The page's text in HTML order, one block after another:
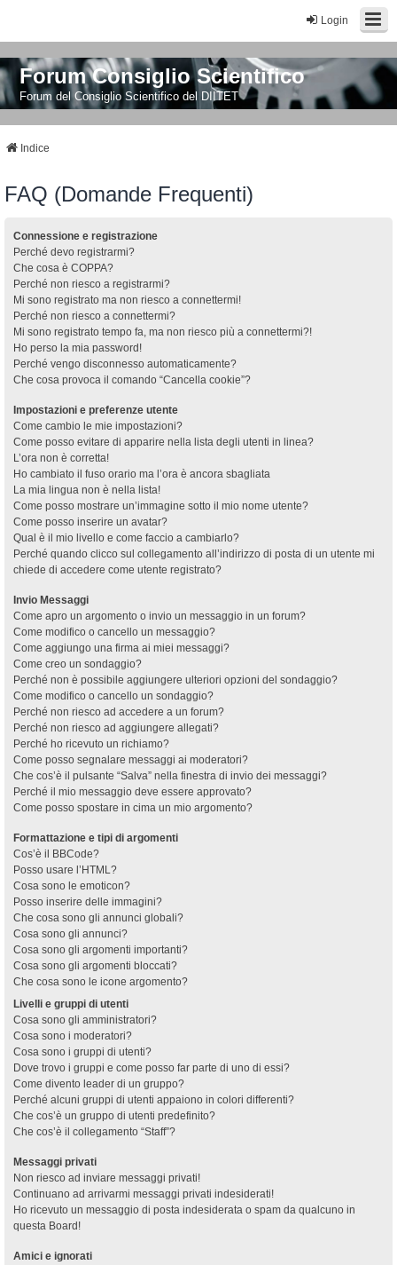
Login
Forum Consiglio Scientifico
Forum del Consiglio Scientifico del DIITET
Indice
FAQ (Domande Frequenti)
Connessione e registrazione
Perché devo registrarmi?
Che cosa è COPPA?
Perché non riesco a registrarmi?
Mi sono registrato ma non riesco a connettermi!
Perché non riesco a connettermi?
Mi sono registrato tempo fa, ma non riesco più a connettermi?!
Ho perso la mia password!
Perché vengo disconnesso automaticamente?
Che cosa provoca il comando “Cancella cookie”?
Impostazioni e preferenze utente
Come cambio le mie impostazioni?
Come posso evitare di apparire nella lista degli utenti in linea?
L’ora non è corretta!
Ho cambiato il fuso orario ma l’ora è ancora sbagliata
La mia lingua non è nella lista!
Come posso mostrare un’immagine sotto il mio nome utente?
Come posso inserire un avatar?
Qual è il mio livello e come faccio a cambiarlo?
Perché quando clicco sul collegamento all’indirizzo di posta di un utente mi
chiede di accedere come utente registrato?
Invio Messaggi
Come apro un argomento o invio un messaggio in un forum?
Come modifico o cancello un messaggio?
Come aggiungo una firma ai miei messaggi?
Come creo un sondaggio?
Perché non è possibile aggiungere ulteriori opzioni del sondaggio?
Come modifico o cancello un sondaggio?
Perché non riesco ad accedere a un forum?
Perché non riesco ad aggiungere allegati?
Perché ho ricevuto un richiamo?
Come posso segnalare messaggi ai moderatori?
Che cos’è il pulsante “Salva” nella finestra di invio dei messaggi?
Perché il mio messaggio deve essere approvato?
Come posso spostare in cima un mio argomento?
Formattazione e tipi di argomenti
Cos’è il BBCode?
Posso usare l’HTML?
Cosa sono le emoticon?
Posso inserire delle immagini?
Che cosa sono gli annunci globali?
Cosa sono gli annunci?
Cosa sono gli argomenti importanti?
Cosa sono gli argomenti bloccati?
Che cosa sono le icone argomento?
Livelli e gruppi di utenti
Cosa sono gli amministratori?
Cosa sono i moderatori?
Cosa sono i gruppi di utenti?
Dove trovo i gruppi e come posso far parte di uno di essi?
Come divento leader di un gruppo?
Perché alcuni gruppi di utenti appaiono in colori differenti?
Che cos’è un gruppo di utenti predefinito?
Che cos’è il collegamento “Staff”?
Messaggi privati
Non riesco ad inviare messaggi privati!
Continuano ad arrivarmi messaggi privati indesiderati!
Ho ricevuto un messaggio di posta indesiderata o spam da qualcuno in
questa Board!
Amici e ignorati